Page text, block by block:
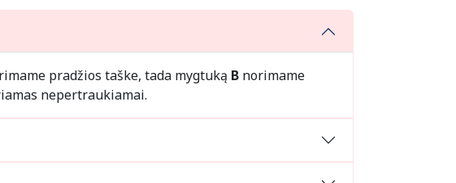
pradžios taške, tada mygtuką B norimame
nepertraukiamai.